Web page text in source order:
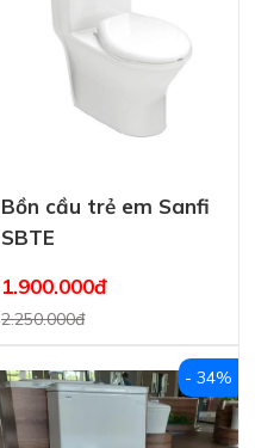
Bồn cầu trẻ em Sanfi
SBTE
1.900.000đ
2.250.000đ
- 34%